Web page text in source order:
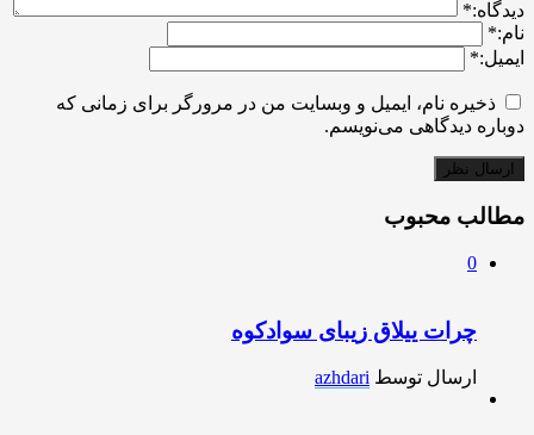
ديدگاه:*
نام:*
ایمیل:*
ذخیره نام، ایمیل و وبسایت من در مرورگر برای زمانی که
دوباره دیدگاهی می‌نویسم.
مطالب محبوب
0
چرات ییلاق زیبای سوادکوه
ارسال توسط azhdari